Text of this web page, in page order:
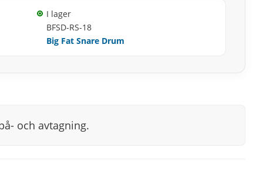
I lager
BFSD-RS-18
Big Fat Snare Drum
och avtagning.